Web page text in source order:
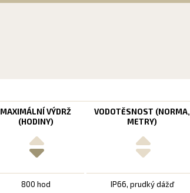
MAXIMÁLNÍ VÝDRŽ
(HODINY)
VODOTĚSNOST (NORMA,
METRY)
800 hod IP66, prudký dážď